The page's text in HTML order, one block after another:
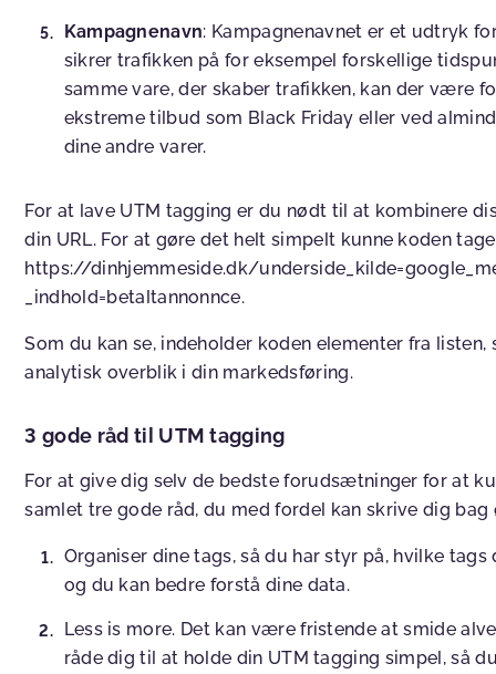
Kampagnenavn: Kampagnenavnet er et udtryk
sikrer trafikken på for eksempel forskellige
samme vare, der skaber trafikken, kan der være
ekstreme tilbud som Black Friday eller ved
dine andre varer.
For at lave UTM tagging er du nødt til at kombinere
din URL. For at gøre det helt simpelt kunne koden
https://dinhjemmeside.dk/
_indhold=betaltannonnce.
Som du kan se, indeholder koden elementer fra
analytisk overblik i din markedsføring.
3 gode råd til UTM tagging
For at give dig selv de bedste forudsætninger for at
samlet tre gode råd, du med fordel kan skrive dig bag
Organiser dine tags, så du har styr på, hvilke
og du kan bedre forstå dine data.
Less is more. Det kan være fristende at smide
råde dig til at holde din UTM tagging simpel, så